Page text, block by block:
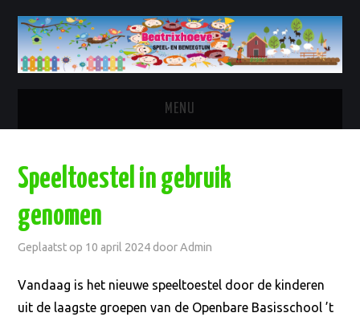
MENU
BOERDERIJ
BEHEERDERS
Speeltoestel in gebruik
genomen
Geplaatst op 10 april 2024 doorAdmin
Vandaag is het nieuwe speeltoestel door de kinderen
uit de laagste groepen van de Openbare Basisschool ’t